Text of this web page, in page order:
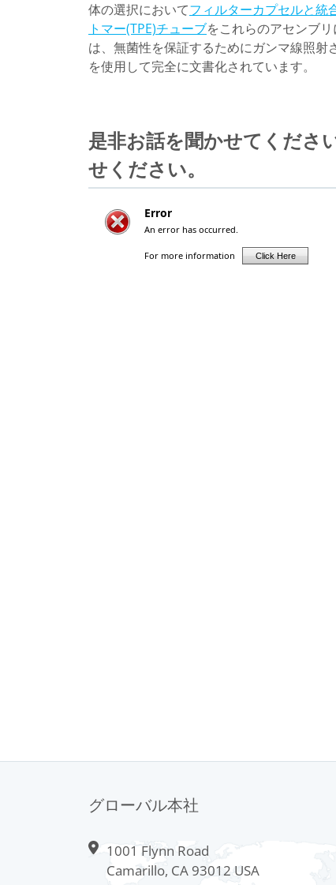
体の選択においてフィルターカプセルと統
トマー(TPE)チューブをこれらのアセンブ
は、無菌性を保証するためにガンマ線照射
を使用して完全に文書化されています。
是非お話を聞かせてくださ
せください。
グローバル本社
1001 Flynn Road
Camarillo, CA 93012 USA